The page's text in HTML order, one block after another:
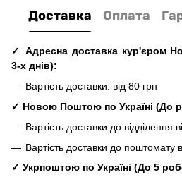
Доставка Оплата
✓ Адресна доставка кур'єром
3-х днів):
Вартість доставки: від 80 грн
✓ Новою Поштою по Україні (До
Вартість доставки до відділення
Вартість доставки до поштомату
✓ Укрпоштою по Україні (До 5